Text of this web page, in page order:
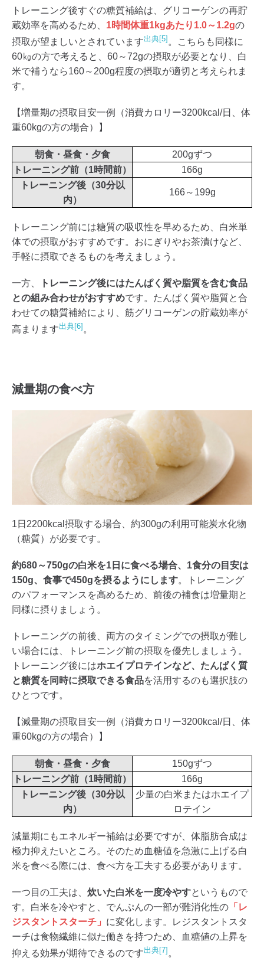
トレーニング後すぐの糖質補給は、グリコーゲンの再貯
蔵効率を高めるため、 1時間体重1kgあたり1.0～1.2gの
摂取が望ましいとされています出典[5] 。こちらも同様に
60㎏の方で考えると、60～72gの摂取が必要となり、白
米で補うなら160～200g程度の摂取が適切と考えられま
す。
【増量期の摂取目安一例（消費カロリー3200kcal/日、体
重60kgの方の場合）】
朝食・昼食・夕食
200gずつ
トレーニング前（1時間前）
166g
トレーニング後（30分以
内）
166～199g
トレーニング前には糖質の吸収性を早めるため、白米単
体での摂取がおすすめです。おにぎりやお茶漬けなど、
手軽に摂取できるものを考えましょう。
一方、
トレーニング後にはたんぱく質や脂質を含む食品
との組み合わせがおすすめです。たんぱく質や脂質と合
わせての糖質補給により、筋グリコーゲンの貯蔵効率が
高まります出典[6] 。
減量期の食べ方
1日2200kcal摂取する場合、約300gの利用可能炭水化物
（糖質）が必要です。
約680～750gの白米を1日に食べる場合、1食分の目安は
150g、食事で450gを摂るようにします。トレーニング
のパフォーマンスを高めるため、前後の補食は増量期と
同様に摂りましょう。
トレーニングの前後、両方のタイミングでの摂取が難し
い場合には、トレーニング前の摂取を優先しましょう。
トレーニング後にはホエイプロテインなど、たんぱく質
と糖質を同時に摂取できる食品を活用するのも選択肢の
ひとつです。
【減量期の摂取目安一例（消費カロリー3200kcal/日、体
重60kgの方の場合）】
朝食・昼食・夕食
150gずつ
トレーニング前（1時間前）
166g
トレーニング後（30分以
内）
少量の白米またはホエイプ
ロテイン
減量期にもエネルギー補給は必要ですが、体脂肪合成は
極力抑えたいところ。そのため血糖値を急激に上げる白
米を食べる際には、食べ方を工夫する必要があります。
一つ目の工夫は、 炊いた白米を一度冷やすというもので
す。白米を冷やすと、でんぷんの一部が難消化性の 「レ
ジスタントスターチ」 に変化します。レジスタントスタ
ーチは食物繊維に似た働きを持つため、血糖値の上昇を
抑える効果が期待できるのです出典[7] 。